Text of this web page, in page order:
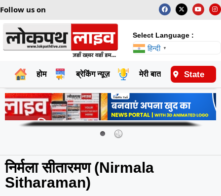
Follow us on
Select Language :
हिन्दी ▼
होम ब्रेकिंग न्यूज़ मेरी बात राष्ट्रीय
State
निर्मला सीतारमण (Nirmala
Sitharaman)